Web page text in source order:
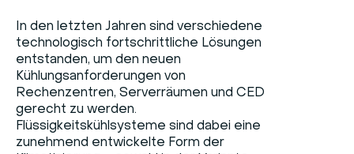
In den letzten Jahren sind verschiedene
technologisch fortschrittliche Lösungen
entstanden, um den neuen
Kühlungsanforderungen von
Rechenzentren, Serverräumen und CED
gerecht zu werden.
Flüssigkeitskühlsysteme sind dabei eine
zunehmend entwickelte Form der